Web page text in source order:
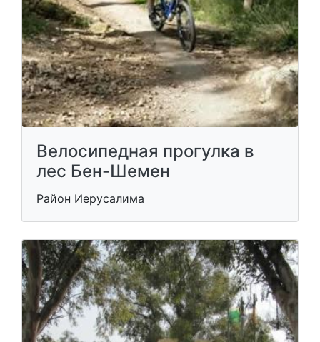
Велосипедная прогулка в
лес Бен-Шемен
Район Иерусалима